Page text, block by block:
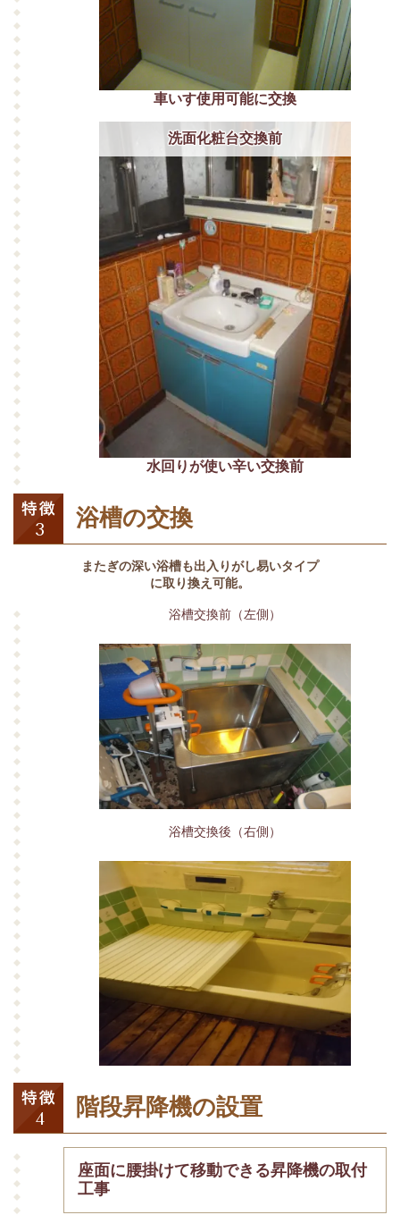
車いす使用可能に交換
洗面化粧台交換前
水回りが使い辛い交換前
浴槽の交換
またぎの深い浴槽も出入りがし易いタイプ
に取り換え可能。
浴槽交換前（左側）
浴槽交換後（右側）
階段昇降機の設置
座面に腰掛けて移動できる昇降機の取付
工事